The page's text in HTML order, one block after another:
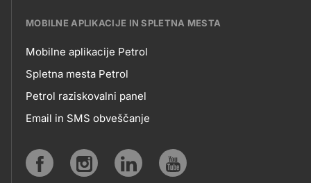
MOBILNE APLIKACIJE IN SPLETNA MESTA
MOBILNE
APLIKACIJE
SPLETNA
Mobilne aplikacije Petrol
Spletna mesta Petrol
Petrol raziskovalni panel
Email in SMS obveščanje